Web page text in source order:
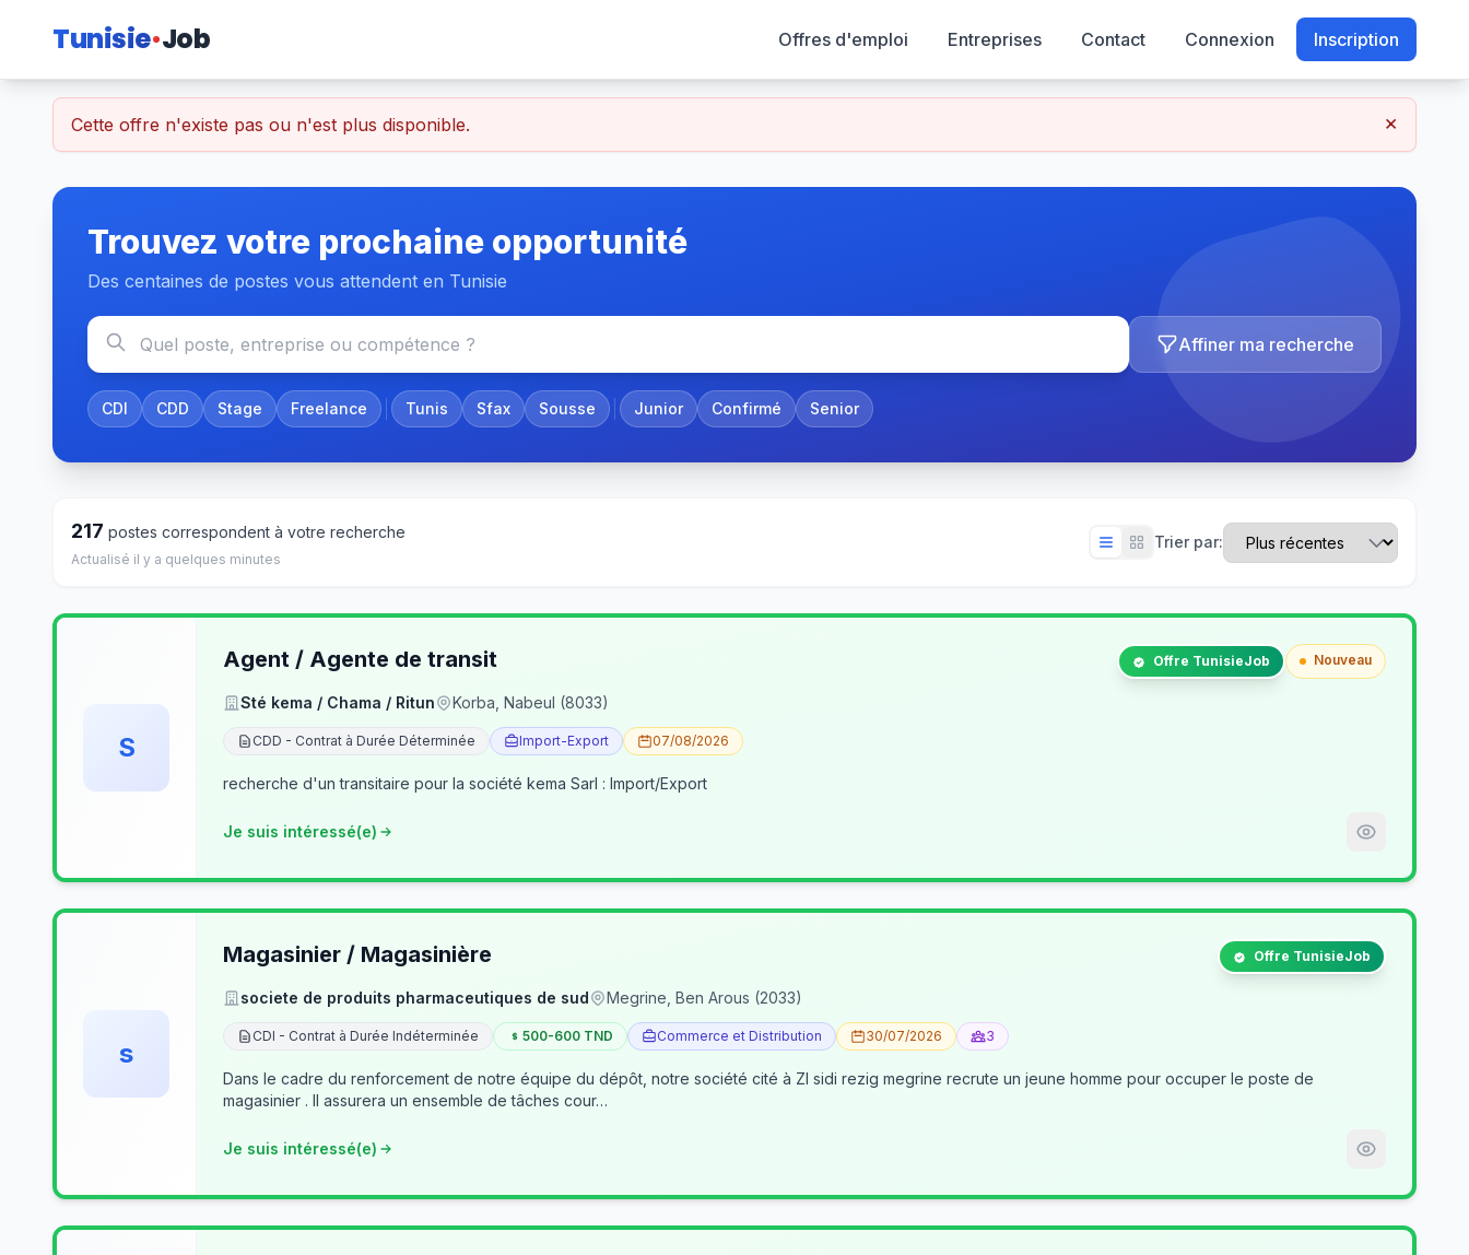
Tunisie Job Offres d'emploi Entreprises Contact Connexion Inscription
Cette offre n'existe pas ou n'est plus disponible. ×
Trouvez votre prochaine opportunité
Des centaines de postes vous attendent en Tunisie
Affiner ma recherche
CDI CDD Stage Freelance Tunis Sfax Sousse Junior Confirmé Senior
217 postes correspondent à votre recherche
Actualisé il y a quelques minutes
Trier par:
S
Agent / Agente de transit Offre TunisieJob Nouveau
Sté kema / Chama / Ritun Korba, Nabeul (8033)
CDD - Contrat à Durée Déterminée Import-Export 07/08/2026
recherche d'un transitaire pour la société kema Sarl : Import/Export
Je suis intéressé(e)
s
Magasinier / Magasinière Offre TunisieJob
societe de produits pharmaceutiques de sud Megrine, Ben Arous (2033)
CDI - Contrat à Durée Indéterminée 500-600 TND Commerce et Distribution 30/07/2026 3
Dans le cadre du renforcement de notre équipe du dépôt, notre société cité à ZI sidi rezig megrine recrute un jeune homme pour occuper le poste de
magasinier . Il assurera un ensemble de tâches cour…
Je suis intéressé(e)